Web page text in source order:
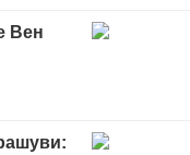
Вен